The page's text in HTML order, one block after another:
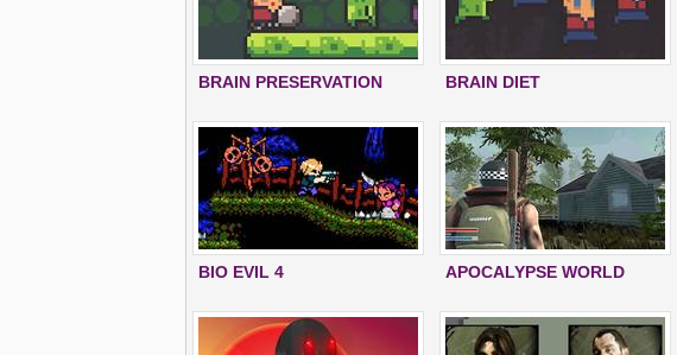
BRAIN PRESERVATION BRAIN DIET
BIO EVIL 4 APOCALYPSE WORLD